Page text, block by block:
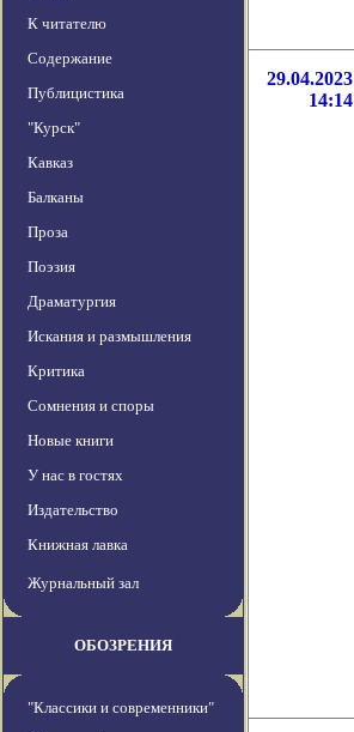
К читателю
Содержание
Публицистика
"Курск"
Кавказ
Балканы
Проза
Поэзия
Драматургия
Искания и размышления
Критика
Сомнения и споры
Новые книги
У нас в гостях
Издательство
Книжная лавка
Журнальный зал
ОБОЗРЕНИЯ
"Классики и современники"
29.04.2023
14:14